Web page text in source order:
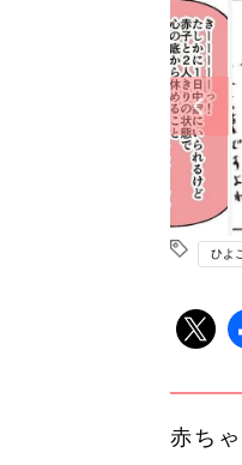
ひよ
赤ち